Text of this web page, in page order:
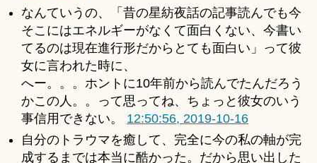
なんていうの、「昔の星紡夜話の記事読んでも今
そこにはエネルギーがなくて面白くない、今書い
てるのは現在進行形だからとても面白い」って彼
女に言われた時に、
へー。。。ホントに10年前から読んでたんだろう
かこの人。。って思ってね、ちょっと彼女のいう
事信用できない。 12:50:56, 2019-10-16
自分のトラウマを癒して、完全に今の私の軸が完
成するまでは本当に酷かった。だから思い出した